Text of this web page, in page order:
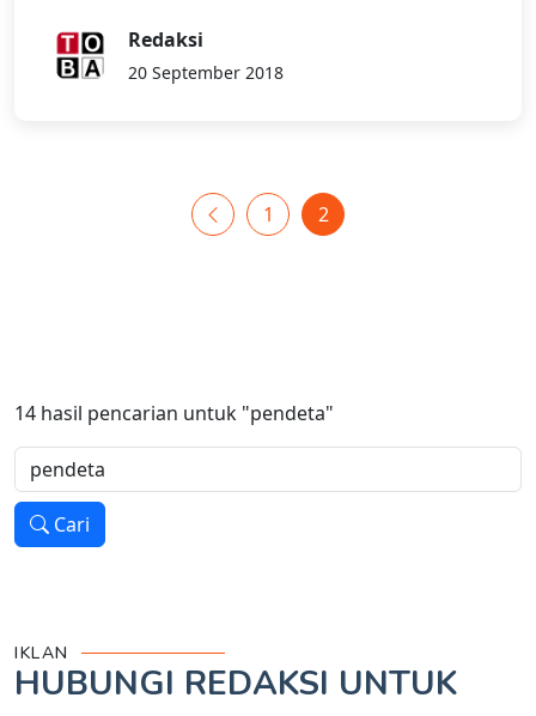
Redaksi
20 September 2018
1 2
14 hasil pencarian untuk "pendeta"
Cari
IKLAN
HUBUNGI REDAKSI UNTUK